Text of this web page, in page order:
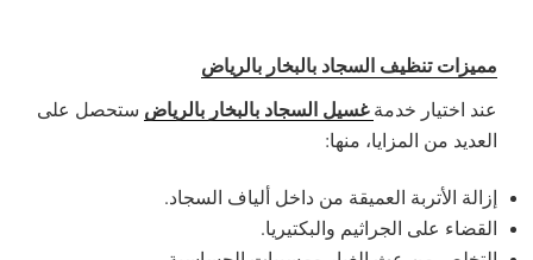
مميزات تنظيف السجاد بالبخار بالرياض
عند اختيار خدمة غسيل السجاد بالبخار بالرياض ستحصل على
العديد من المزايا، منها:
إزالة الأتربة العميقة من داخل ألياف السجاد.
القضاء على الجراثيم والبكتيريا.